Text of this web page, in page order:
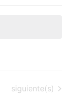
Eventos
siguiente(s)